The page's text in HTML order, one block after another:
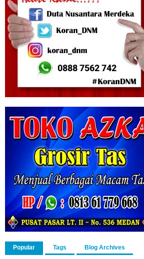
Popular Tags Blog Archives